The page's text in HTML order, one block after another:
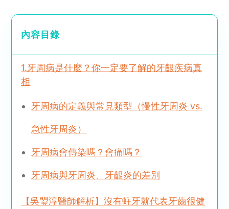
內容目錄
1.牙周病是什麼？你一定要了解的牙齦疾病真
相
牙周病的定義與常見類型（慢性牙周炎 vs.
急性牙周炎）
牙周病會傳染嗎？會痛嗎？
牙周病與牙周炎、牙齦炎的差別
【吳琞淳醫師解析】沒有蛀牙就代表牙齒很健